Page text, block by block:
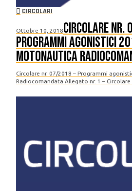
CIRCOLARI
Ottobre 10, 2018Circolare nr.
Programmi agonistici
Motonautica
Circolare nr. 07/2018 – Programmi
Radiocomandata Allegato nr. 1 – Circolare